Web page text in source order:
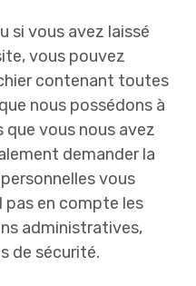
si vous avez laissé
vous pouvez
contenant toutes
nous possédons à
vous nous avez
demander la
vous
pas en compte les
administratives,
de sécurité.